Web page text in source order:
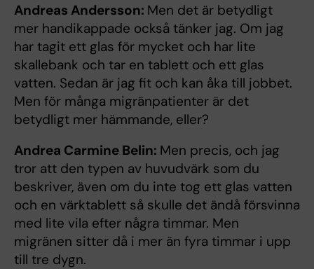
Andreas Andersson: Men det är betydligt
mer handikappade också tänker jag. Om jag
har tagit ett glas för mycket och har lite
skallebank och tar en tablett och ett glas
vatten. Sedan är jag fit och kan åka till jobbet.
Men för många migränpatienter är det
betydligt mer hämmande, eller?
Andrea Carmine Belin: Men precis, och jag
tror att den typen av huvudvärk som du
beskriver, även om du inte tog ett glas vatten
och en värktablett så skulle det ändå försvinna
med lite vila efter några timmar. Men
migränen sitter då i mer än fyra timmar i upp
till tre dygn.